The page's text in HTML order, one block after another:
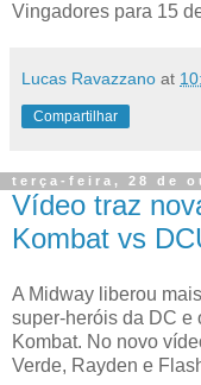
Vingadores para 15
Lucas Ravazzano at
Compartilhar
terça-feira, 28 de
Vídeo traz
Kombat vs
A Midway liberou
super-heróis da DC e
Kombat. No novo
Verde, Rayden e